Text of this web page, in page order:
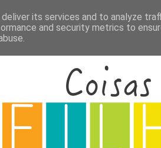
its services and to analyze
and security metrics to